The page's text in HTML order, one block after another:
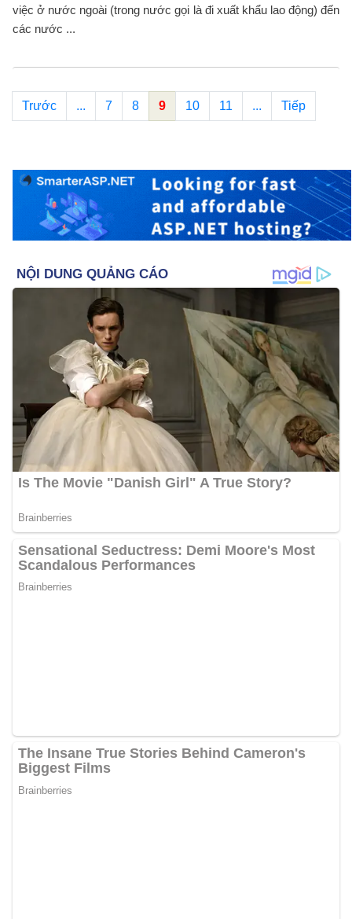
việc ở nước ngoài (trong nước gọi là đi xuất khẩu lao động) đến
các nước ...
Trước ... 7 8 9 10 11 ... Tiếp